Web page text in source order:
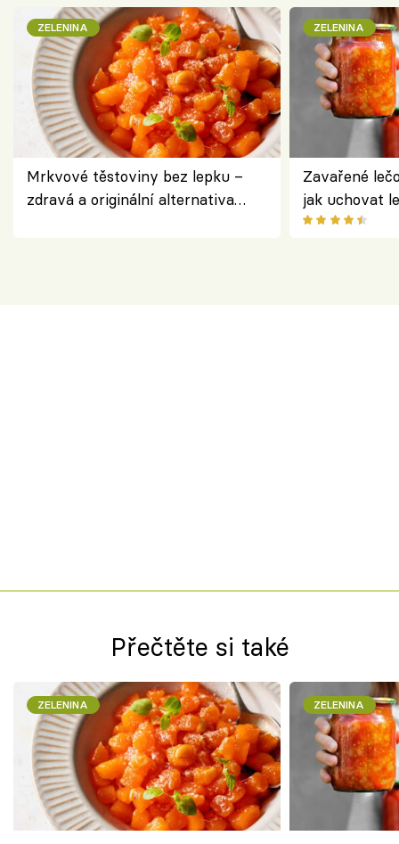
ZELENINA
Mrkvové těstoviny bez lepku –
zdravá a originální alternativa
ZELENINA
Zavařené
jak uchovat
Přečtěte si také
ZELENINA ZELENINA